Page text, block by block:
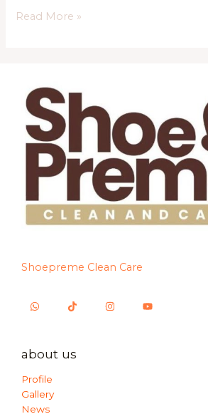
Read More »
Shoepreme Clean Care
about us
Profile
Gallery
News